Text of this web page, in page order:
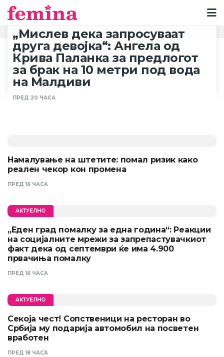
„Мислев дека запросуваат
друга девојка“: Ангела од
Крива Паланка за предлогот
за брак на 10 метри под вода
на Малдиви
ПРЕД 20 ЧАСА
Намалување на штетите: помал ризик како
реален чекор кон промена
ПРЕД 16 ЧАСА
АКТУЕЛНО
„Еден град помалку за една година“: Реакции
на социјалните мрежи за запрепастувачкиот
факт дека од септември ќе има 4.900
првачиња помалку
ПРЕД 16 ЧАСА
АКТУЕЛНО
Секоја чест! Сопственици на ресторан во
Србија му подарија автомобил на посветен
вработен
ПРЕД 18 ЧАСА